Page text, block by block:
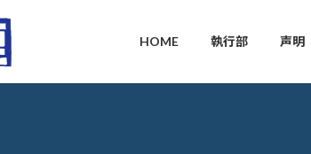
HOME 執行部 声明